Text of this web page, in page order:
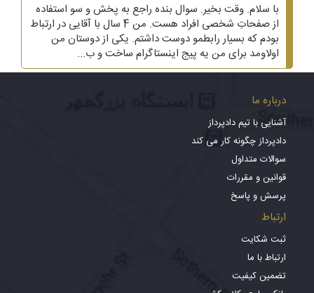
با سلام. وقت بخیر. سوال بنده راجع به پخش و سو استفاده
از صفحاتِ شخصی افراد هست. من 4 سال با آقایی در ارتباط
بودم که بسیار رابطمو دوست داشتم. یکی از دوستان من
اولاومد برای من یه پیج اینستاگرام ساخت و ب...
درباره ما
آشنایی با تیم دادپرداز
دادپرداز چگونه کار می کند
سوالات متداول
قوانین و مقررات
پرسش و پاسخ
ارتباط
ثبت شکایت
ارتباط با ما
تضمین کیفیت